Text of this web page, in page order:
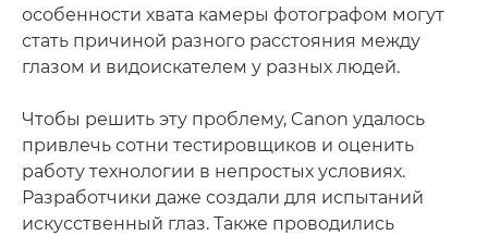
особенности хвата камеры фотографом могут
стать причиной разного расстояния между
глазом и видоискателем у разных людей.
Чтобы решить эту проблему, Canon удалось
привлечь сотни тестировщиков и оценить
работу технологии в непростых условиях.
Разработчики даже создали для испытаний
искусственный глаз. Также проводились